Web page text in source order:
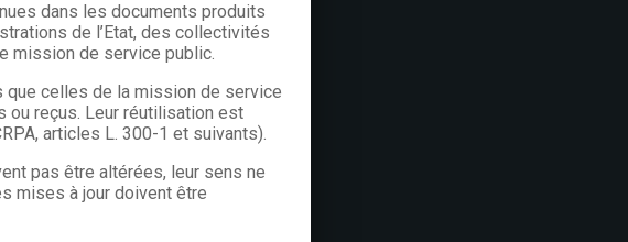
dans les documents produits
de l’Etat, des collectivités
mission de service public.
que celles de la mission de service
ou reçus. Leur réutilisation est
articles L. 300-1 et suivants).
pas être altérées, leur sens ne
mises à jour doivent être